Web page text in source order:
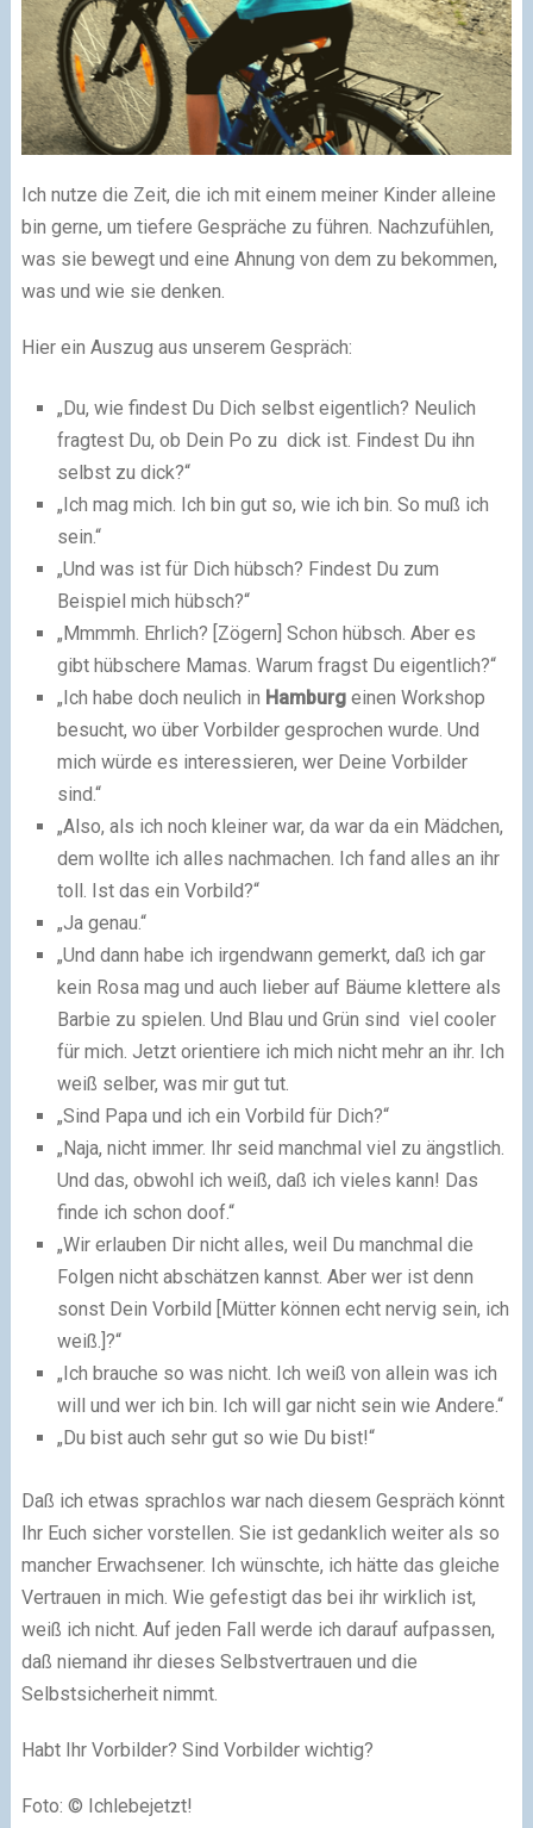
Ich nutze die Zeit, die ich mit einem meiner Kinder alleine
bin gerne, um tiefere Gespräche zu führen. Nachzufühlen,
was sie bewegt und eine Ahnung von dem zu bekommen,
was und wie sie denken.
Hier ein Auszug aus unserem Gespräch:
„Du, wie findest Du Dich selbst eigentlich? Neulich
fragtest Du, ob Dein Po zu dick ist. Findest Du ihn
selbst zu dick?“
„Ich mag mich. Ich bin gut so, wie ich bin. So muß ich
sein.“
„Und was ist für Dich hübsch? Findest Du zum
Beispiel mich hübsch?“
„Mmmmh. Ehrlich? [Zögern] Schon hübsch. Aber es
gibt hübschere Mamas. Warum fragst Du eigentlich?“
„Ich habe doch neulich in Hamburgeinen Workshop
besucht, wo über Vorbilder gesprochen wurde. Und
mich würde es interessieren, wer Deine Vorbilder
sind.“
„Also, als ich noch kleiner war, da war da ein Mädchen,
dem wollte ich alles nachmachen. Ich fand alles an ihr
toll. Ist das ein Vorbild?“
„Ja genau.“
„Und dann habe ich irgendwann gemerkt, daß ich gar
kein Rosa mag und auch lieber auf Bäume klettere als
Barbie zu spielen. Und Blau und Grün sind viel cooler
für mich. Jetzt orientiere ich mich nicht mehr an ihr. Ich
weiß selber, was mir gut tut.
„Sind Papa und ich ein Vorbild für Dich?“
„Naja, nicht immer. Ihr seid manchmal viel zu ängstlich.
Und das, obwohl ich weiß, daß ich vieles kann! Das
finde ich schon doof.“
„Wir erlauben Dir nicht alles, weil Du manchmal die
Folgen nicht abschätzen kannst. Aber wer ist denn
sonst Dein Vorbild [Mütter können echt nervig sein, ich
weiß.]?“
„Ich brauche so was nicht. Ich weiß von allein was ich
will und wer ich bin. Ich will gar nicht sein wie Andere.“
„Du bist auch sehr gut so wie Du bist!“
Daß ich etwas sprachlos war nach diesem Gespräch könnt
Ihr Euch sicher vorstellen. Sie ist gedanklich weiter als so
mancher Erwachsener. Ich wünschte, ich hätte das gleiche
Vertrauen in mich. Wie gefestigt das bei ihr wirklich ist,
weiß ich nicht. Auf jeden Fall werde ich darauf aufpassen,
daß niemand ihr dieses Selbstvertrauen und die
Selbstsicherheit nimmt.
Habt Ihr Vorbilder? Sind Vorbilder wichtig?
Foto: © Ichlebejetzt!